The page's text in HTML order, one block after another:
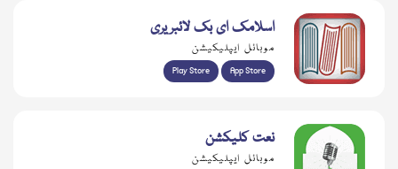
اسلامک ای بک لائبریری
موبائل ایپلیکیشن
Play Store App Store
نعت کلیکشن
موبائل ایپلیکیشن